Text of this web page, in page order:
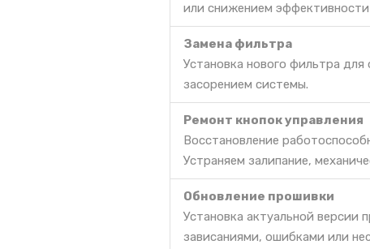
или снижением
Замена фильтра
Установка нового фильтра
засорением системы.
Ремонт кнопок управления
Восстановление
Устраняем залипание,
Обновление прошивки
Установка актуальной
зависаниями, ошибками или